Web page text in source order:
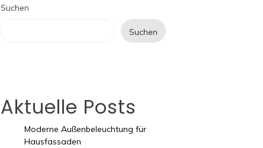
Suchen
Suchen
Aktuelle Posts
Moderne Außenbeleuchtung für
Hausfassaden